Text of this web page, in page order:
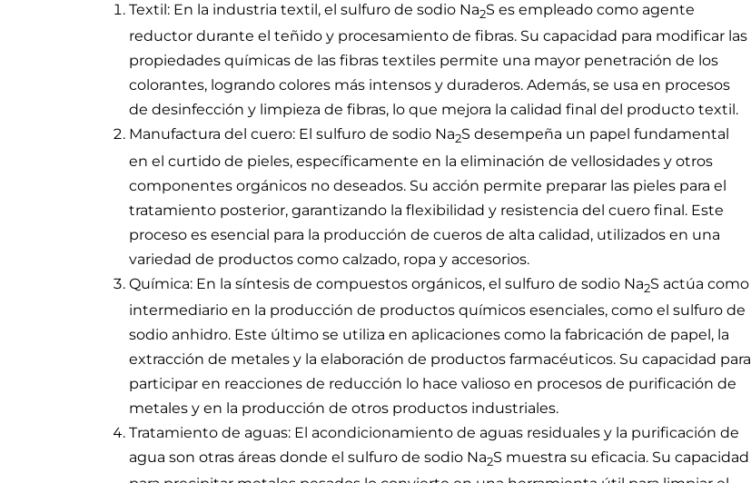
Textil: En la industria textil, el sulfuro de sodio Na2S es empleado como agente
reductor durante el teñido y procesamiento de fibras. Su capacidad para modificar las
propiedades químicas de las fibras textiles permite una mayor penetración de los
colorantes, logrando colores más intensos y duraderos. Además, se usa en procesos
de desinfección y limpieza de fibras, lo que mejora la calidad final del producto textil.
Manufactura del cuero: El sulfuro de sodio Na2S desempeña un papel fundamental
en el curtido de pieles, específicamente en la eliminación de vellosidades y otros
componentes orgánicos no deseados. Su acción permite preparar las pieles para el
tratamiento posterior, garantizando la flexibilidad y resistencia del cuero final. Este
proceso es esencial para la producción de cueros de alta calidad, utilizados en una
variedad de productos como calzado, ropa y accesorios.
Química: En la síntesis de compuestos orgánicos, el sulfuro de sodio Na2S actúa como
intermediario en la producción de productos químicos esenciales, como el sulfuro de
sodio anhidro. Este último se utiliza en aplicaciones como la fabricación de papel, la
extracción de metales y la elaboración de productos farmacéuticos. Su capacidad para
participar en reacciones de reducción lo hace valioso en procesos de purificación de
metales y en la producción de otros productos industriales.
Tratamiento de aguas: El acondicionamiento de aguas residuales y la purificación de
agua son otras áreas donde el sulfuro de sodio Na2S muestra su eficacia. Su capacidad